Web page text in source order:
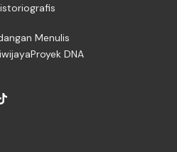
Menulis
Proyek DNA